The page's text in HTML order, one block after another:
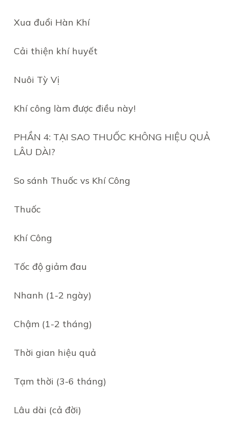
Xua đuổi Hàn Khí
Cải thiện khí huyết
Nuôi Tỳ Vị
Khí công làm được điều này!
PHẦN 4: TẠI SAO THUỐC KHÔNG HIỆU QUẢ
LÂU DÀI?
So sánh Thuốc vs Khí Công
Thuốc
Khí Công
Tốc độ giảm đau
Nhanh (1-2 ngày)
Chậm (1-2 tháng)
Thời gian hiệu quả
Tạm thời (3-6 tháng)
Lâu dài (cả đời)